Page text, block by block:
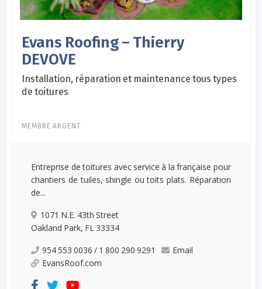
Evans Roofing – Thierry
DEVOVE
Installation, réparation et maintenance tous types
de toitures
MEMBRE ARGENT
Entreprise de toitures avec service à la française pour
chantiers de tuiles, shingle ou toits plats. Réparation
de...
1071 N.E. 43th Street
Oakland Park, FL 33334
954 553 0036 / 1 800 290 9291
Email
EvansRoof.com